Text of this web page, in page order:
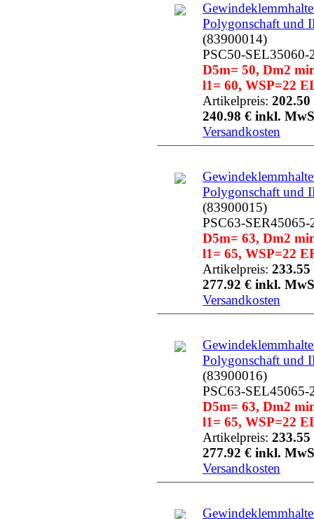
Polygonschaft und
(83900014)
PSC50-SEL35060-
D5m= 50, Dm2
l1= 60, WSP=22
Artikelpreis:
240.98 € inkl.
Versandkosten
Polygonschaft und
(83900015)
PSC63-SER45065-
D5m= 63, Dm2
l1= 65, WSP=22
Artikelpreis:
277.92 € inkl.
Versandkosten
Polygonschaft und
(83900016)
PSC63-SEL45065-
D5m= 63, Dm2
l1= 65, WSP=22
Artikelpreis:
277.92 € inkl.
Versandkosten